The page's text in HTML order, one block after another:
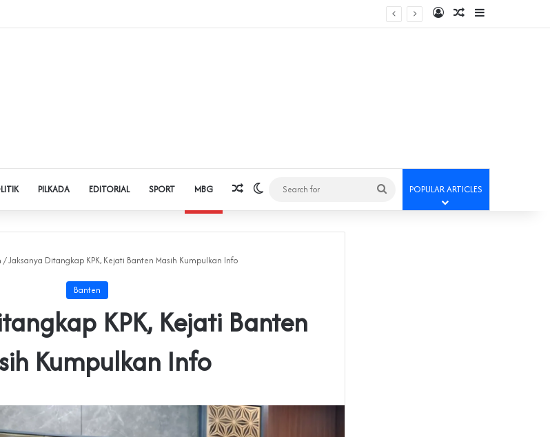
Banten Gandeng SPSI Perkuat Literasi Digital Log InRandom Article
Sidebar
PILKADA EDITORIAL SPORT MBG Random Article
Switch skin
Search
for
POPULAR ARTICLES
/Jaksanya Ditangkap KPK, Kejati Banten Masih Kumpulkan Info
Banten
KPK, Kejati Banten
Kumpulkan Info